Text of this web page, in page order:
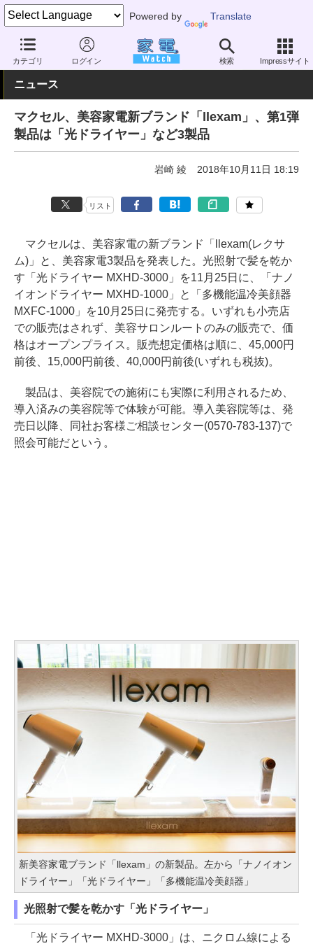
Powered by Translate
カテゴリ ログイン 検索 Impressサイト
家電 Watch ヘルスケア 美容家電 ドライヤー
ニュース
マクセル、美容家電新ブランド「llexam」、第1弾
製品は「光ドライヤー」など3製品
岩崎 綾 2018年10月11日 18:19
リスト
マクセルは、美容家電の新ブランド「llexam(レクサ
ム)」と、美容家電3製品を発表した。光照射で髪を乾か
す「光ドライヤー MXHD-3000」を11月25日に、「ナノ
イオンドライヤー MXHD-1000」と「多機能温冷美顔器
MXFC-1000」を10月25日に発売する。いずれも小売店
での販売はされず、美容サロンルートのみの販売で、価
格はオープンプライス。販売想定価格は順に、45,000円
前後、15,000円前後、40,000円前後(いずれも税抜)。
製品は、美容院での施術にも実際に利用されるため、
導入済みの美容院等で体験が可能。導入美容院等は、発
売日以降、同社お客様ご相談センター(0570-783-137)で
照会可能だという。
新美容家電ブランド「llexam」の新製品。左から「ナノイオン
ドライヤー」「光ドライヤー」「多機能温冷美顔器」
光照射で髪を乾かす「光ドライヤー」
「光ドライヤー MXHD-3000」は、ニクロム線による